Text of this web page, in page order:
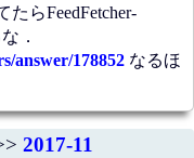
らFeedFetcher-
．
answer/178852 なるほ
2017-11